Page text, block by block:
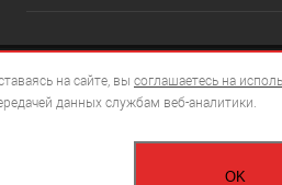
на сайте, вы соглашаетесь на
данных службам веб-аналитики.
OK